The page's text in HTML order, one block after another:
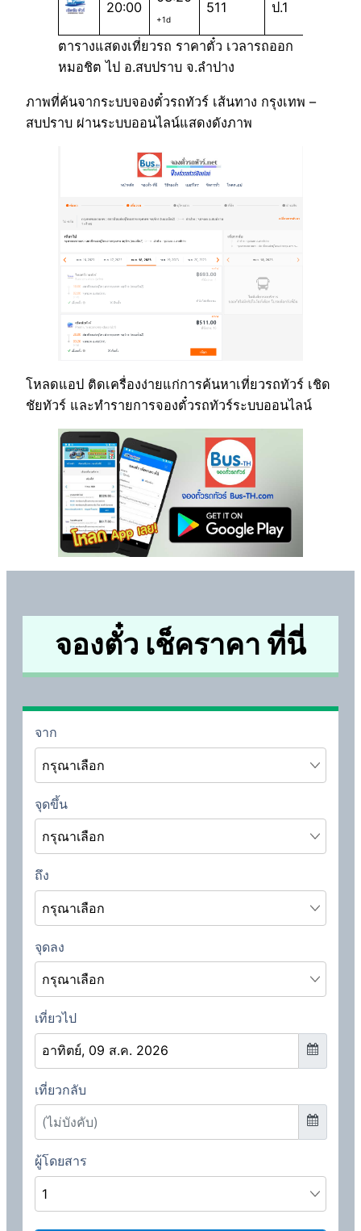
20:00
+1d
511 ป.1
ตารางแสดงเที่ยวรถ ราคาตั๋ว เวลารถออก
หมอชิต ไป อ.สบปราบ จ.ลำปาง
ภาพที่ค้นจากระบบจองตั๋วรถทัวร์ เส้นทาง กรุงเทพ –
สบปราบ ผ่านระบบออนไลน์แสดงดังภาพ
โหลดแอป ติดเครื่องง่ายแก่การค้นหาเที่ยวรถทัวร์ เชิด
ชัยทัวร์ และทำรายการจองตั๋วรถทัวร์ระบบออนไลน์
จองตั๋ว เช็คราคา ที่นี่